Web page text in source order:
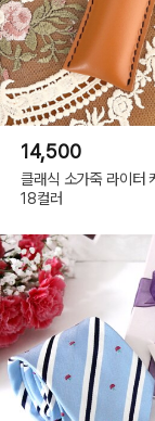
14,500
클래식 소가죽 라이터
18컬러